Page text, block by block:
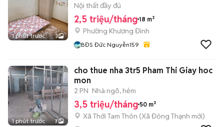
1 phút trước 3
Nội thất đầy đủ
2,5 triệu/tháng 18 m²
Phường Khương Đình
BĐS Đức Nguyễn159
1 phút trước 7
cho thue nha 3tr5 Pham Thi Giay hoc
mon
2 PN Nhà ngõ, hẻm
3,5 triệu/tháng 50 m²
Xã Thới Tam Thôn (Xã Đông Thạnh mới)